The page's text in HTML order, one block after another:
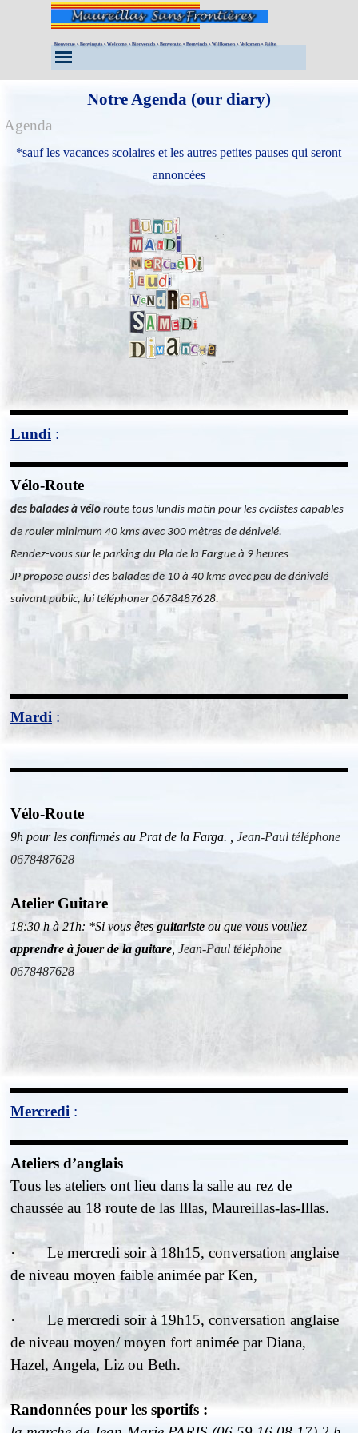
Aller au contenu
Bienvenue • Benvinguts • Welcome • Bienvenido • Benvenuto • Bemvindo • Willkomen • Velkomen • Fáilte
Notre Agenda (our diary)
Agenda
*sauf les vacances scolaires et les autres petites pauses qui seront
annoncées
Lundi :
Vélo-Route
des balades à vélo route tous lundis matin pour les cyclistes capables
de rouler minimum 40 kms avec 300 mètres de dénivelé.
Rendez-vous sur le parking du Pla de la Fargue à 9 heures
JP propose aussi des balades de 10 à 40 kms avec peu de dénivelé
suivant public, lui téléphoner 0678487628.
Mardi :
Vélo-Route
9h pour les confirmés au Prat de la Farga. , Jean-Paul téléphone
0678487628
Atelier Guitare
18:30 h à 21h: *Si vous êtesguitariste ou que vous vouliez
apprendre à jouer de la guitare, Jean-Paul téléphone
0678487628
Mercredi :
Ateliers d’anglais
Tous les ateliers ont lieu dans la salle au rez de
chaussée au 18 route de las Illas, Maureillas-las-Illas.
·
Le mercredi soir à 18h15, conversation anglaise
de niveau moyen faible animée par Ken,
·
Le mercredi soir à 19h15, conversation anglaise
de niveau moyen/ moyen fort animée par Diana,
Hazel, Angela, Liz ou Beth.
Randonnées pour les sportifs :